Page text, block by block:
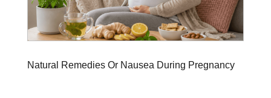
Natural Remedies Or Nausea During Pregnancy